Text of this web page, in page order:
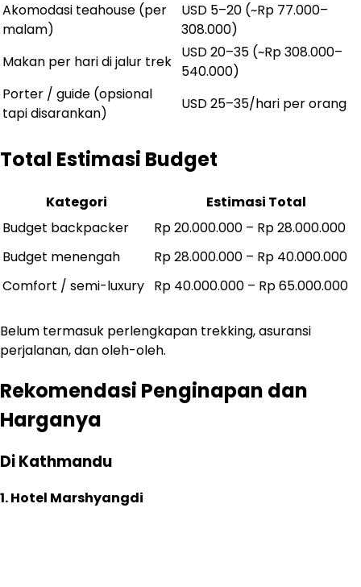
Akomodasi teahouse (per
malam)
USD 5–20 (~Rp 77.000–
308.000)
Makan per hari di jalur trek
USD 20–35 (~Rp 308.000–
540.000)
Porter / guide (opsional
tapi disarankan)
USD 25–35/hari per orang
Total Estimasi Budget
Kategori
Estimasi Total
Budget backpacker
Rp 20.000.000 – Rp 28.000.000
Budget menengah
Rp 28.000.000 – Rp 40.000.000
Comfort / semi-luxury Rp 40.000.000 – Rp 65.000.000
Belum termasuk perlengkapan trekking, asuransi
perjalanan, dan oleh-oleh.
Rekomendasi Penginapan dan
Harganya
Di Kathmandu
1. Hotel Marshyangdi